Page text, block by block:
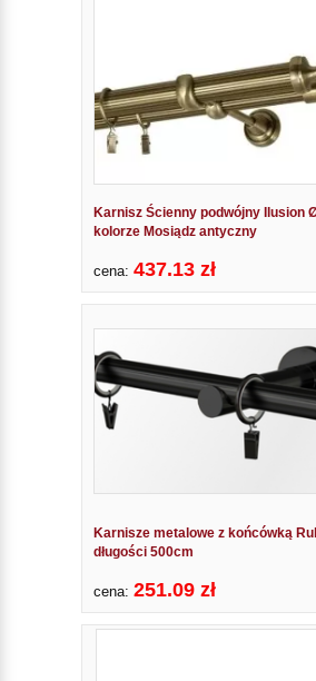
Karnisz Ścienny podwójny Ilusion
kolorze Mosiądz antyczny
cena: 437.13 zł
Karnisze metalowe z końcówką
długości 500cm
cena: 251.09 zł